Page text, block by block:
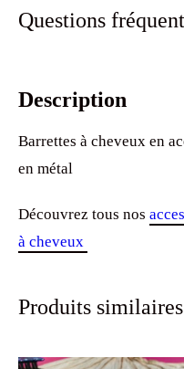
Questions
Description
Barrettes à cheveux en
en métal
Découvrez tous nos
à cheveux
Produits similaires